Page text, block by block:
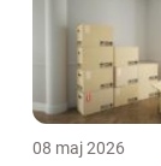
08 maj 2026